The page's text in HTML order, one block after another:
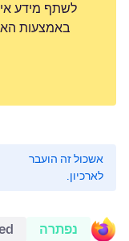
לשתף מידע
באמצעות
אשכול זה הועבר
לארכיון.
נפתרה